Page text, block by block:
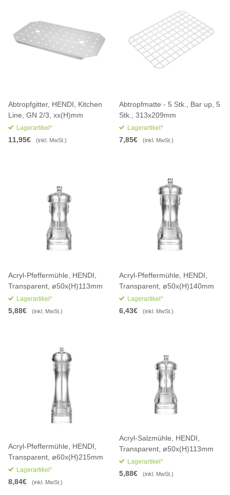
Abtropfgitter, HENDI, Kitchen
Line, GN 2/3, xx(H)mm
Lagerartikel*
11,95€ (inkl. MwSt.)
Abtropfmatte - 5 Stk., Bar up, 5
Stk., 313x209mm
Lagerartikel*
7,85€ (inkl. MwSt.)
Acryl-Pfeffermühle, HENDI,
Transparent, ø50x(H)113mm
Lagerartikel*
5,88€ (inkl. MwSt.)
Acryl-Pfeffermühle, HENDI,
Transparent, ø50x(H)140mm
Lagerartikel*
6,43€ (inkl. MwSt.)
Acryl-Pfeffermühle, HENDI,
Transparent, ø60x(H)215mm
Lagerartikel*
8,84€ (inkl. MwSt.)
Acryl-Salzmühle, HENDI,
Transparent, ø50x(H)113mm
Lagerartikel*
5,88€ (inkl. MwSt.)